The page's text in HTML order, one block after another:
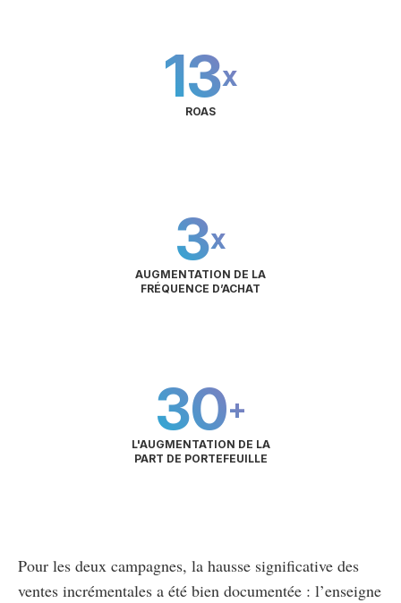
13x
ROAS
3x
AUGMENTATION DE LA
FRÉQUENCE D’ACHAT
30+
L'AUGMENTATION DE LA
PART DE PORTEFEUILLE
Pour les deux campagnes, la hausse significative des
ventes incrémentales a été bien documentée : l’enseigne